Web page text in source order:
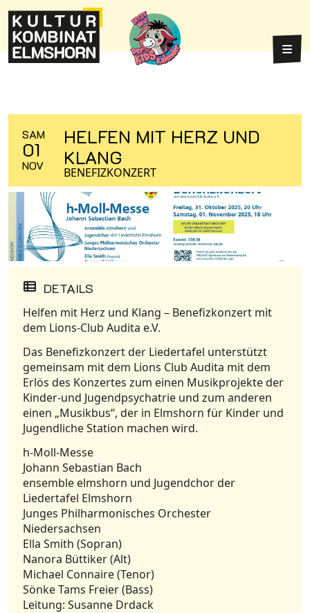
Weiter zum Inhalt
Weiter zum Fuß der Seite
SAM
01
NOV
HELFEN MIT HERZ UND
KLANG
BENEFIZKONZERT
DETAILS
Helfen mit Herz und Klang – Benefizkonzert mit
dem Lions-Club Audita e.V.
Das Benefizkonzert der Liedertafel unterstützt
gemeinsam mit dem Lions Club Audita mit dem
Erlös des Konzertes zum einen Musikprojekte der
Kinder-und Jugendpsychatrie und zum anderen
einen „Musikbus“, der in Elmshorn für Kinder und
Jugendliche Station machen wird.
h-Moll-Messe
Johann Sebastian Bach
ensemble elmshorn und Jugendchor der
Liedertafel Elmshorn
Junges Philharmonisches Orchester
Niedersachsen
Ella Smith (Sopran)
Nanora Büttiker (Alt)
Michael Connaire (Tenor)
Sönke Tams Freier (Bass)
Leitung: Susanne Drdack